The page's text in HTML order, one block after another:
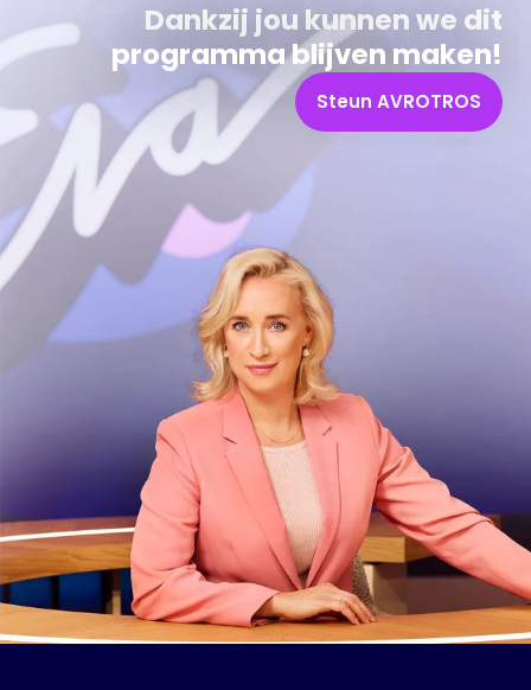
Dankzij jou kunnen we dit
programma blijven maken!
Steun AVROTROS